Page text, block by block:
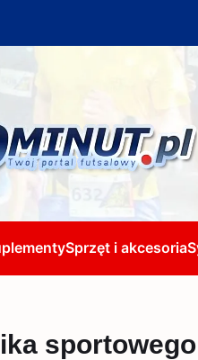
Sprzęt i akcesoria
sportowego